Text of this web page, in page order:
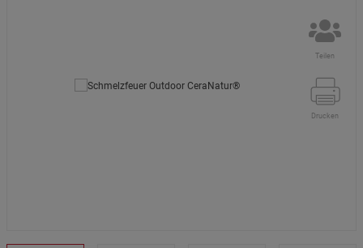
Teilen
Drucken